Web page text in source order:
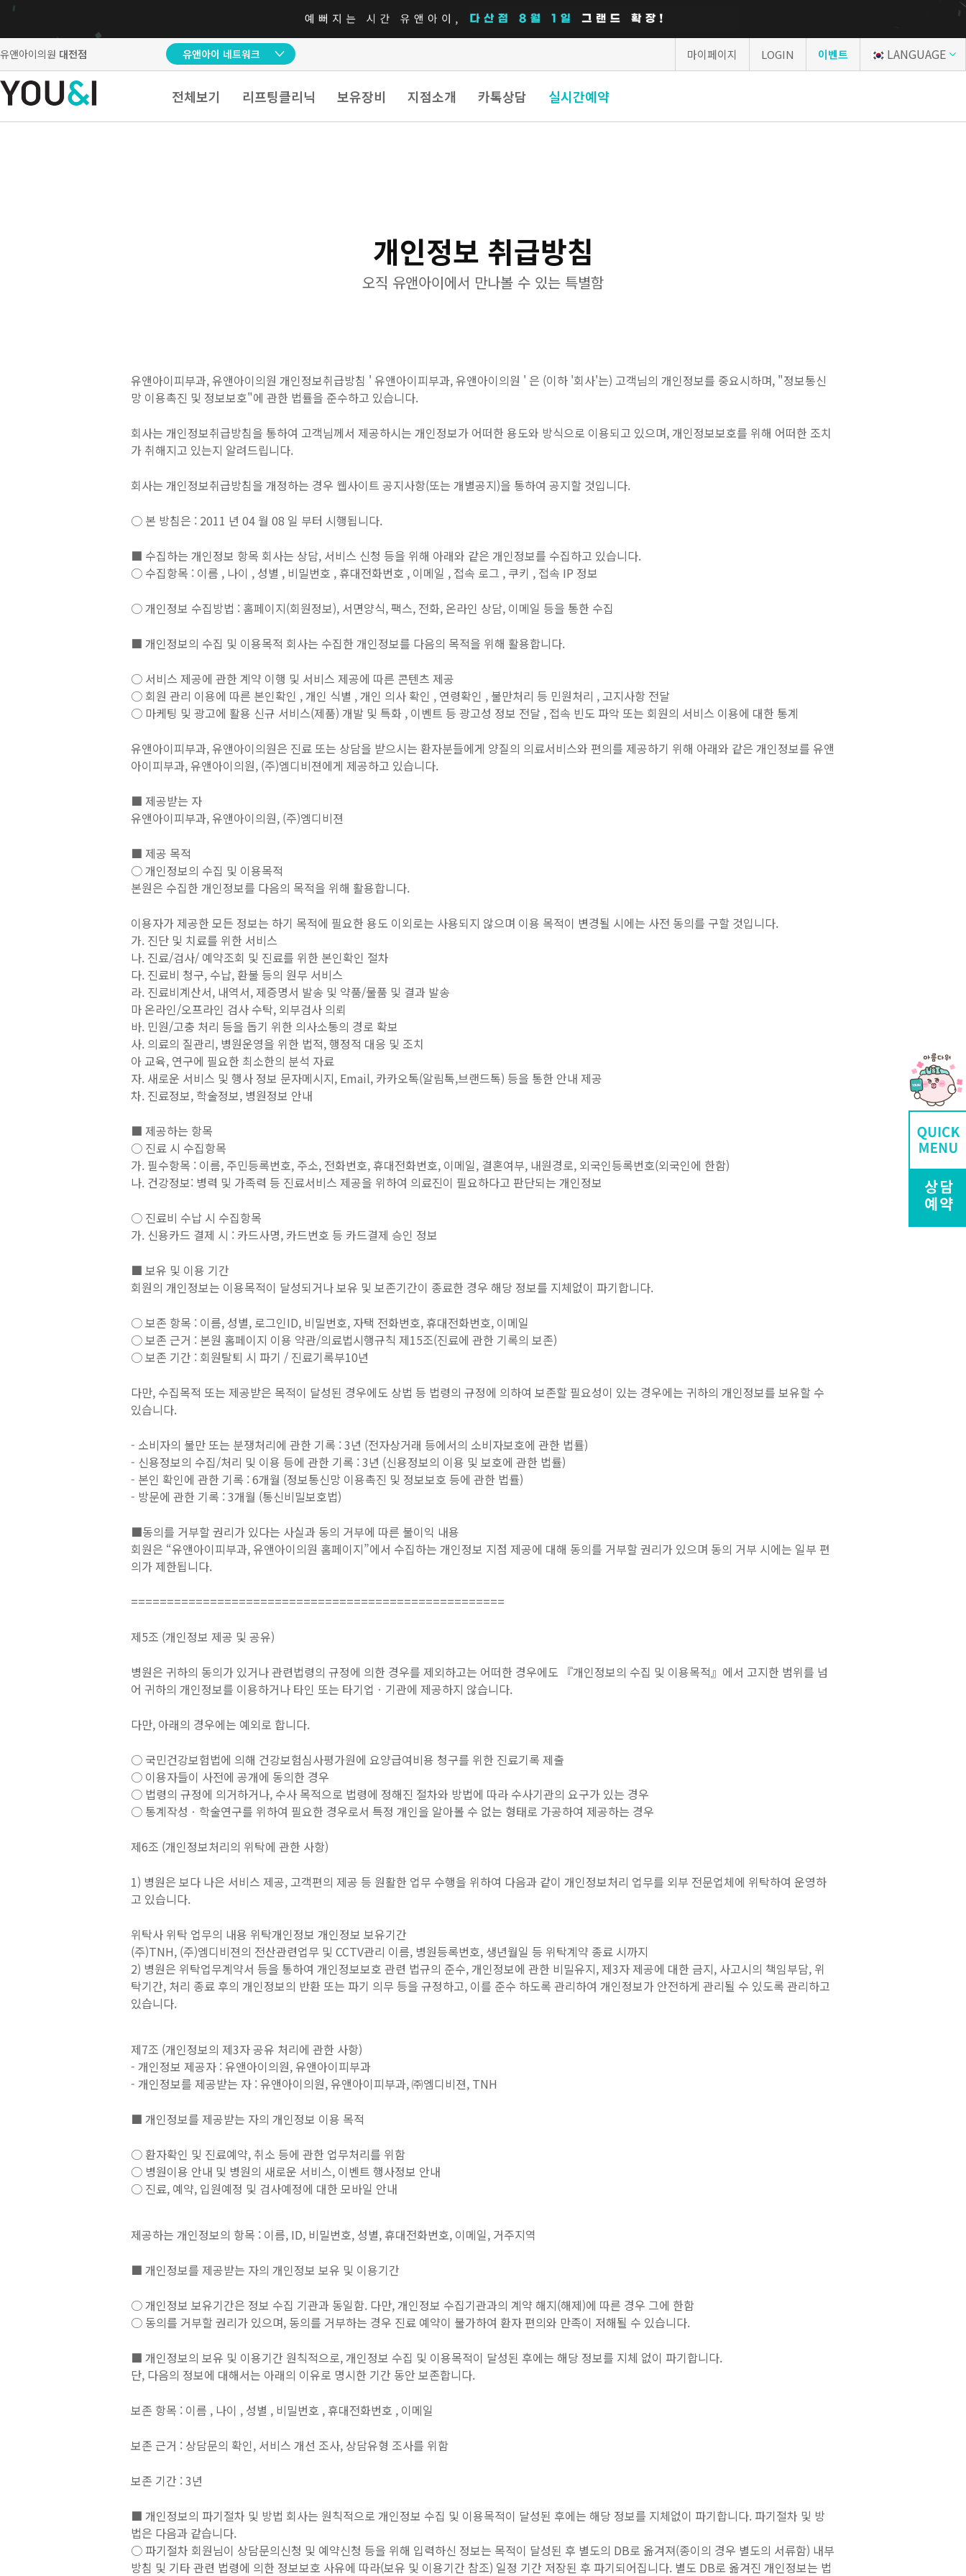
유앤아이의원 대전점 유앤아이 네트워크 마이페이지 LOGIN 이벤트 LANGUAGE
전체보기 리프팅클리닉 보유장비 지점소개 카톡상담 실시간예약
개인정보 취급방침
오직 유앤아이에서 만나볼 수 있는 특별함
유앤아이피부과, 유앤아이의원 개인정보취급방침 ' 유앤아이피부과, 유앤아이의원 ' 은 (이하 '회사'는) 고객님의 개인정보를 중요시하며, "정보통신
망 이용촉진 및 정보보호"에 관한 법률을 준수하고 있습니다.
회사는 개인정보취급방침을 통하여 고객님께서 제공하시는 개인정보가 어떠한 용도와 방식으로 이용되고 있으며, 개인정보보호를 위해 어떠한 조치
가 취해지고 있는지 알려드립니다.
회사는 개인정보취급방침을 개정하는 경우 웹사이트 공지사항(또는 개별공지)을 통하여 공지할 것입니다.
○ 본 방침은 : 2011 년 04 월 08 일 부터 시행됩니다.
■ 수집하는 개인정보 항목 회사는 상담, 서비스 신청 등을 위해 아래와 같은 개인정보를 수집하고 있습니다.
○ 수집항목 : 이름 , 나이 , 성별 , 비밀번호 , 휴대전화번호 , 이메일 , 접속 로그 , 쿠키 , 접속 IP 정보
○ 개인정보 수집방법 : 홈페이지(회원정보), 서면양식, 팩스, 전화, 온라인 상담, 이메일 등을 통한 수집
■ 개인정보의 수집 및 이용목적 회사는 수집한 개인정보를 다음의 목적을 위해 활용합니다.
○ 서비스 제공에 관한 계약 이행 및 서비스 제공에 따른 콘텐츠 제공
○ 회원 관리 이용에 따른 본인확인 , 개인 식별 , 개인 의사 확인 , 연령확인 , 불만처리 등 민원처리 , 고지사항 전달
○ 마케팅 및 광고에 활용 신규 서비스(제품) 개발 및 특화 , 이벤트 등 광고성 정보 전달 , 접속 빈도 파악 또는 회원의 서비스 이용에 대한 통계
유앤아이피부과, 유앤아이의원은 진료 또는 상담을 받으시는 환자분들에게 양질의 의료서비스와 편의를 제공하기 위해 아래와 같은 개인정보를 유앤
아이피부과, 유앤아이의원, (주)엠디비젼에게 제공하고 있습니다.
■ 제공받는 자
유앤아이피부과, 유앤아이의원, (주)엠디비젼
■ 제공 목적
○ 개인정보의 수집 및 이용목적
본원은 수집한 개인정보를 다음의 목적을 위해 활용합니다.
이용자가 제공한 모든 정보는 하기 목적에 필요한 용도 이외로는 사용되지 않으며 이용 목적이 변경될 시에는 사전 동의를 구할 것입니다.
가. 진단 및 치료를 위한 서비스
나. 진료/검사/ 예약조회 및 진료를 위한 본인확인 절차
다. 진료비 청구, 수납, 환불 등의 원무 서비스
라. 진료비계산서, 내역서, 제증명서 발송 및 약품/물품 및 결과 발송
마 온라인/오프라인 검사 수탁, 외부검사 의뢰
바. 민원/고충 처리 등을 돕기 위한 의사소통의 경로 확보
사. 의료의 질관리, 병원운영을 위한 법적, 행정적 대응 및 조치
아 교육, 연구에 필요한 최소한의 분석 자료
자. 새로운 서비스 및 행사 정보 문자메시지, Email, 카카오톡(알림톡,브랜드톡) 등을 통한 안내 제공
차. 진료정보, 학술정보, 병원정보 안내
■ 제공하는 항목
○ 진료 시 수집항목
가. 필수항목 : 이름, 주민등록번호, 주소, 전화번호, 휴대전화번호, 이메일, 결혼여부, 내원경로, 외국인등록번호(외국인에 한함)
나. 건강정보: 병력 및 가족력 등 진료서비스 제공을 위하여 의료진이 필요하다고 판단되는 개인정보
○ 진료비 수납 시 수집항목
가. 신용카드 결제 시 : 카드사명, 카드번호 등 카드결제 승인 정보
■ 보유 및 이용 기간
회원의 개인정보는 이용목적이 달성되거나 보유 및 보존기간이 종료한 경우 해당 정보를 지체없이 파기합니다.
○ 보존 항목 : 이름, 성별, 로그인ID, 비밀번호, 자택 전화번호, 휴대전화번호, 이메일
○ 보존 근거 : 본원 홈페이지 이용 약관/의료법시행규칙 제15조(진료에 관한 기록의 보존)
○ 보존 기간 : 회원탈퇴 시 파기 / 진료기록부10년
다만, 수집목적 또는 제공받은 목적이 달성된 경우에도 상법 등 법령의 규정에 의하여 보존할 필요성이 있는 경우에는 귀하의 개인정보를 보유할 수
있습니다.
- 소비자의 불만 또는 분쟁처리에 관한 기록 : 3년 (전자상거래 등에서의 소비자보호에 관한 법률)
- 신용정보의 수집/처리 및 이용 등에 관한 기록 : 3년 (신용정보의 이용 및 보호에 관한 법률)
- 본인 확인에 관한 기록 : 6개월 (정보통신망 이용촉진 및 정보보호 등에 관한 법률)
- 방문에 관한 기록 : 3개월 (통신비밀보호법)
■동의를 거부할 권리가 있다는 사실과 동의 거부에 따른 불이익 내용
회원은 “유앤아이피부과, 유앤아이의원 홈페이지”에서 수집하는 개인정보 지점 제공에 대해 동의를 거부할 권리가 있으며 동의 거부 시에는 일부 편
의가 제한됩니다.
====================================================
제5조 (개인정보 제공 및 공유)
병원은 귀하의 동의가 있거나 관련법령의 규정에 의한 경우를 제외하고는 어떠한 경우에도 『개인정보의 수집 및 이용목적』에서 고지한 범위를 넘
어 귀하의 개인정보를 이용하거나 타인 또는 타기업ㆍ기관에 제공하지 않습니다.
다만, 아래의 경우에는 예외로 합니다.
○ 국민건강보험법에 의해 건강보험심사평가원에 요양급여비용 청구를 위한 진료기록 제출
○ 이용자들이 사전에 공개에 동의한 경우
○ 법령의 규정에 의거하거나, 수사 목적으로 법령에 정해진 절차와 방법에 따라 수사기관의 요구가 있는 경우
○ 통계작성ㆍ학술연구를 위하여 필요한 경우로서 특정 개인을 알아볼 수 없는 형태로 가공하여 제공하는 경우
제6조 (개인정보처리의 위탁에 관한 사항)
1) 병원은 보다 나은 서비스 제공, 고객편의 제공 등 원활한 업무 수행을 위하여 다음과 같이 개인정보처리 업무를 외부 전문업체에 위탁하여 운영하
고 있습니다.
위탁사 위탁 업무의 내용 위탁개인정보 개인정보 보유기간
(주)TNH, (주)엠디비젼의 전산관련업무 및 CCTV관리 이름, 병원등록번호, 생년월일 등 위탁계약 종료 시까지
2) 병원은 위탁업무계약서 등을 통하여 개인정보보호 관련 법규의 준수, 개인정보에 관한 비밀유지, 제3자 제공에 대한 금지, 사고시의 책임부담, 위
탁기간, 처리 종료 후의 개인정보의 반환 또는 파기 의무 등을 규정하고, 이를 준수 하도록 관리하여 개인정보가 안전하게 관리될 수 있도록 관리하고
있습니다.
제7조 (개인정보의 제3자 공유 처리에 관한 사항)
- 개인정보 제공자 : 유앤아이의원, 유앤아이피부과
- 개인정보를 제공받는 자 : 유앤아이의원, 유앤아이피부과, ㈜엠디비젼, TNH
■ 개인정보를 제공받는 자의 개인정보 이용 목적
○ 환자확인 및 진료예약, 취소 등에 관한 업무처리를 위함
○ 병원이용 안내 및 병원의 새로운 서비스, 이벤트 행사정보 안내
○ 진료, 예약, 입원예정 및 검사예정에 대한 모바일 안내
제공하는 개인정보의 항목 : 이름, ID, 비밀번호, 성별, 휴대전화번호, 이메일, 거주지역
■ 개인정보를 제공받는 자의 개인정보 보유 및 이용기간
○ 개인정보 보유기간은 정보 수집 기관과 동일함. 다만, 개인정보 수집기관과의 계약 해지(해제)에 따른 경우 그에 한함
○ 동의를 거부할 권리가 있으며, 동의를 거부하는 경우 진료 예약이 불가하여 환자 편의와 만족이 저해될 수 있습니다.
■ 개인정보의 보유 및 이용기간 원칙적으로, 개인정보 수집 및 이용목적이 달성된 후에는 해당 정보를 지체 없이 파기합니다.
단, 다음의 정보에 대해서는 아래의 이유로 명시한 기간 동안 보존합니다.
보존 항목 : 이름 , 나이 , 성별 , 비밀번호 , 휴대전화번호 , 이메일
보존 근거 : 상담문의 확인, 서비스 개선 조사, 상담유형 조사를 위함
보존 기간 : 3년
■ 개인정보의 파기절차 및 방법 회사는 원칙적으로 개인정보 수집 및 이용목적이 달성된 후에는 해당 정보를 지체없이 파기합니다. 파기절차 및 방
법은 다음과 같습니다.
○ 파기절차 회원님이 상담문의신청 및 예약신청 등을 위해 입력하신 정보는 목적이 달성된 후 별도의 DB로 옮겨져(종이의 경우 별도의 서류함) 내부
방침 및 기타 관련 법령에 의한 정보보호 사유에 따라(보유 및 이용기간 참조) 일정 기간 저장된 후 파기되어집니다. 별도 DB로 옮겨진 개인정보는 법